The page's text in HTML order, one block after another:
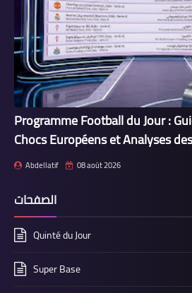
Programme Football du Jour :
Chocs Européens et Analyses
Abdellatif 08 août 2026
الصفحات
Quinté du Jour
Super Base